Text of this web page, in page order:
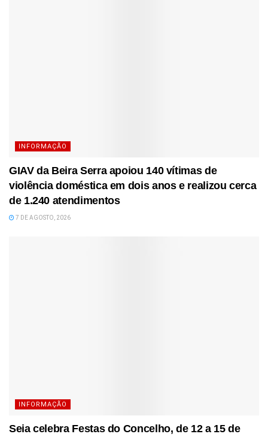
INFORMAÇÃO
GIAV da Beira Serra apoiou 140 vítimas de
violência doméstica em dois anos e realizou cerca
de 1.240 atendimentos
7 DE AGOSTO, 2026
INFORMAÇÃO
Seia celebra Festas do Concelho, de 12 a 15 de